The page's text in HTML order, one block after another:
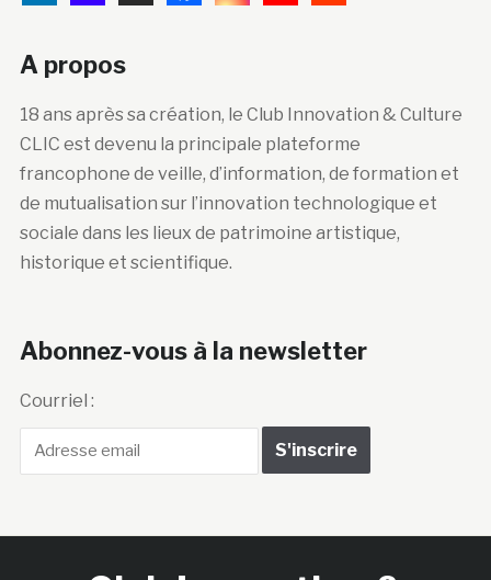
A propos
18 ans après sa création, le Club Innovation & Culture
CLIC est devenu la principale plateforme
francophone de veille, d’information, de formation et
de mutualisation sur l’innovation technologique et
sociale dans les lieux de patrimoine artistique,
historique et scientifique.
Abonnez-vous à la newsletter
Courriel :